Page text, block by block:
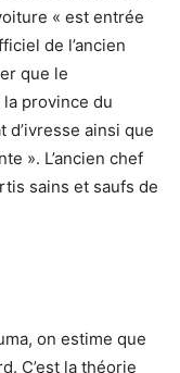
« est entrée
de l’ancien
que le
province du
d’ivresse ainsi que
». L’ancien chef
sains et saufs de
on estime que
C’est la théorie